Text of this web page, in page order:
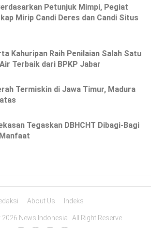
Petunjuk Mimpi, Pegiat
Mirip Candi Deres dan Candi Situs
Kahuripan Raih Penilaian Salah Satu
Terbaik dari BPKP Jabar
Termiskin di Jawa Timur, Madura
Tegaskan DBHCHT Dibagi-Bagi
About Us Indeks
News Indonesia . All Right Reserve